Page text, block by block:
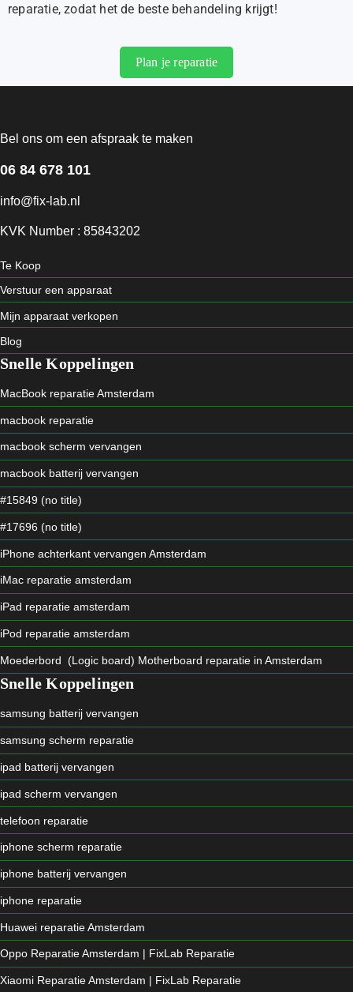
reparatie, zodat het de beste behandeling krijgt!
Plan je reparatie
Bel ons om een afspraak te maken
06 84 678 101
info@fix-lab.nl
KVK Number : 85843202
Te Koop
Verstuur een apparaat
Mijn apparaat verkopen
Blog
Snelle Koppelingen
MacBook reparatie Amsterdam
macbook reparatie
macbook scherm vervangen
macbook batterij vervangen
#15849 (no title)
#17696 (no title)
iPhone achterkant vervangen Amsterdam
iMac reparatie amsterdam
iPad reparatie amsterdam
iPod reparatie amsterdam
Moederbord (Logic board) Motherboard reparatie in Amsterdam
Snelle Koppelingen
samsung batterij vervangen
samsung scherm reparatie
ipad batterij vervangen
ipad scherm vervangen
telefoon reparatie
iphone scherm reparatie
iphone batterij vervangen
iphone reparatie
Huawei reparatie Amsterdam
Oppo Reparatie Amsterdam | FixLab Reparatie
Xiaomi Reparatie Amsterdam | FixLab Reparatie